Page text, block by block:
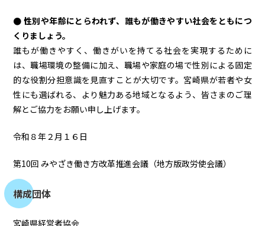
● 性別や年齢にとらわれず、誰もが働きやすい社会をともにつ
くりましょう。
誰もが働きやすく、働きがいを持てる社会を実現するために
は、職場環境の整備に加え、職場や家庭の場で性別による固定
的な役割分担意識を見直すことが大切です。宮崎県が若者や女
性にも選ばれる、より魅力ある地域となるよう、皆さまのご理
解とご協力をお願い申し上げます。
令和８年２月１６日
第10回 みやざき働き方改革推進会議（地方版政労使会議）
構成団体
宮崎県経営者協会